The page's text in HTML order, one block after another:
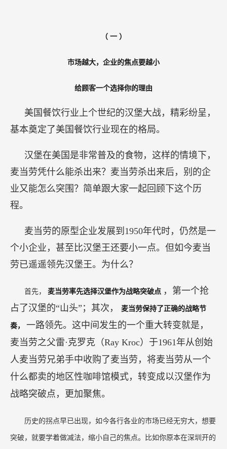
（ 一 ）
市场越大，企业的焦点要越小
给顾客一个选择你的理由
美国餐饮行业上个世纪的汉堡大战，精彩纷呈，
基本奠定了美国餐饮行业现在的格局。
汉堡在美国是非常普及的食物，这样的情境下，
麦当劳凭什么能杀出来？麦当劳杀出来后，别的企
业又能怎么突围？简单跟大家一起回顾下这个历
程。
麦当劳的原型企业发展到1950年代时，仍然是一
个小企业，甚至比汉堡王还要小一点。但如今麦当
劳已遥遥领先汉堡王。为什么？
首先， 麦当劳率先选择汉堡作为战略突破点 ，第一个抢
占了汉堡的“山头”；其次，
麦当劳保持了正确的战略节
奏， 一路领先。这中间发生的一个重大转变就是，
麦当劳之父雷·克罗克（Ray Kroc）于1961年从创始
人麦当劳兄弟手中收购了麦当劳，将麦当劳从一个
什么都卖的地区性咖啡馆模式，转变成以汉堡作为
战略突破点，更加聚焦。
历史的拐点早已出现，如今各行各业的市场已经无穷大，想要
突破，就要学着做减法，缩小自己的焦点。比如你原本在深圳开的